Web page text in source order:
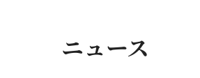
ニュース